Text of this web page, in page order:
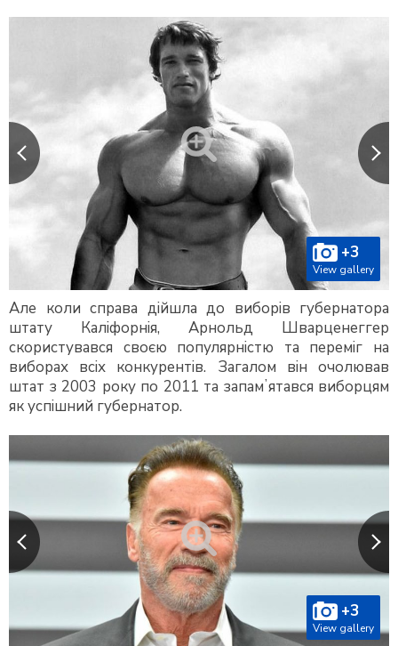
+3
View gallery
Але коли справа дійшла до виборів губернатора
штату Каліфорнія, Арнольд Шварценеггер
скористувався своєю популярністю та переміг на
виборах всіх конкурентів. Загалом він очолював
штат з 2003 року по 2011 та запамʼятався виборцям
як успішний губернатор.
+3
View gallery